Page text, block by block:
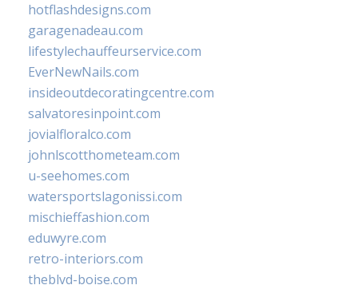
hotflashdesigns.com
garagenadeau.com
lifestylechauffeurservice.com
EverNewNails.com
insideoutdecoratingcentre.com
salvatoresinpoint.com
jovialfloralco.com
johnlscotthometeam.com
u-seehomes.com
watersportslagonissi.com
mischieffashion.com
eduwyre.com
retro-interiors.com
theblvd-boise.com